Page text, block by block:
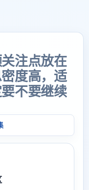
注点放在
度高，适
不要继续